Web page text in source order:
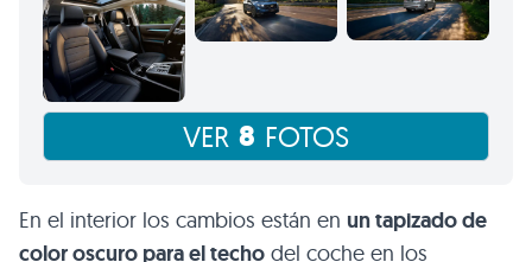
VER 8 FOTOS
En el interior los cambios están en un tapizado de
color oscuro para el techo del coche en los